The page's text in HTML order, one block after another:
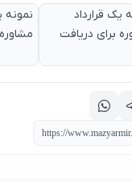
دریافت
نمونه یک
مشاوره